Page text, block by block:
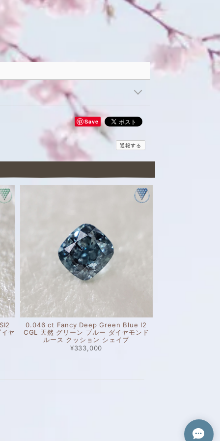
Save
通報する
ヤ
0.046 ct Fancy Deep Green Blue I2
CGL 天然 グリーン ブルー ダイヤモンド
ルース クッション シェイプ
¥333,000